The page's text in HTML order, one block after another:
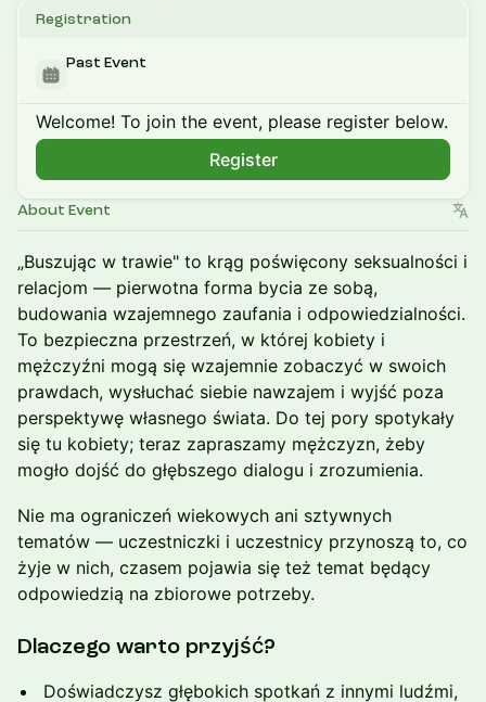
Registration
Past Event
Welcome! To join the event, please register below.
Register
About Event
„Buszując w trawie" to krąg poświęcony seksualności i
relacjom — pierwotna forma bycia ze sobą,
budowania wzajemnego zaufania i odpowiedzialności.
To bezpieczna przestrzeń, w której kobiety i
mężczyźni mogą się wzajemnie zobaczyć w swoich
prawdach, wysłuchać siebie nawzajem i wyjść poza
perspektywę własnego świata. Do tej pory spotykały
się tu kobiety; teraz zapraszamy mężczyzn, żeby
mogło dojść do głębszego dialogu i zrozumienia.
Nie ma ograniczeń wiekowych ani sztywnych
tematów — uczestniczki i uczestnicy przynoszą to, co
żyje w nich, czasem pojawia się też temat będący
odpowiedzią na zbiorowe potrzeby.
Dlaczego warto przyjść?
Doświadczysz głębokich spotkań z innymi ludźmi,